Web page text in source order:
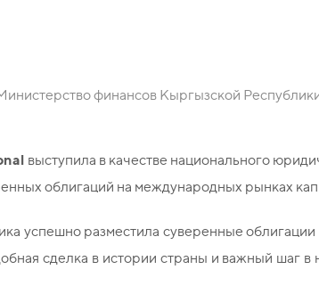
финансов Кыргызской
выступила в качестве национального
облигаций на международных рынках
успешно разместила суверенные
сделка в истории страны и важный шаг